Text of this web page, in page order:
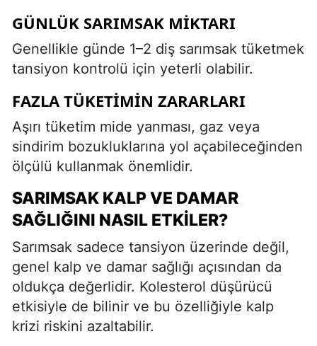
GÜNLÜK SARIMSAK MIKTARI
Genellikle günde 1–2 diş sarımsak tüketmek
tansiyon kontrolü için yeterli olabilir.
FAZLA TÜKETIMIN ZARARLARI
Aşırı tüketim mide yanması, gaz veya
sindirim bozukluklarına yol açabileceğinden
ölçülü kullanmak önemlidir.
SARIMSAK KALP VE DAMAR
SAĞLIĞINI NASIL ETKILER?
Sarımsak sadece tansiyon üzerinde değil,
genel kalp ve damar sağlığı açısından da
oldukça değerlidir. Kolesterol düşürücü
etkisiyle de bilinir ve bu özelliğiyle kalp
krizi riskini azaltabilir.